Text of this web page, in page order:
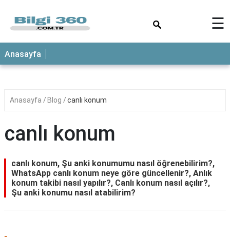
ANASAYFA
☰
Anasayfa
Anasayfa Blog canlı konum
canlı konum
canlı konum, Şu anki konumumu nasıl öğrenebilirim?,
WhatsApp canlı konum neye göre güncellenir?, Anlık
konum takibi nasıl yapılır?, Canlı konum nasıl açılır?,
Şu anki konumu nasıl atabilirim?